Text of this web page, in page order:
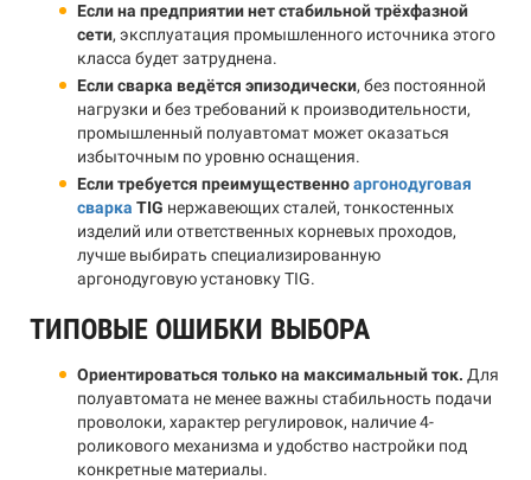
Если на предприятии нет стабильной трёхфазной
сети, эксплуатация промышленного источника этого
класса будет затруднена.
Если сварка ведётся эпизодически, без постоянной
нагрузки и без требований к производительности,
промышленный полуавтомат может оказаться
избыточным по уровню оснащения.
Если требуется преимущественноаргонодуговая
сварка TIG нержавеющих сталей, тонкостенных
изделий или ответственных корневых проходов,
лучше выбирать специализированную
аргонодуговую установку TIG.
ТИПОВЫЕ ОШИБКИ ВЫБОРА
Ориентироваться только на максимальный ток. Для
полуавтомата не менее важны стабильность подачи
проволоки, характер регулировок, наличие 4-
роликового механизма и удобство настройки под
конкретные материалы.